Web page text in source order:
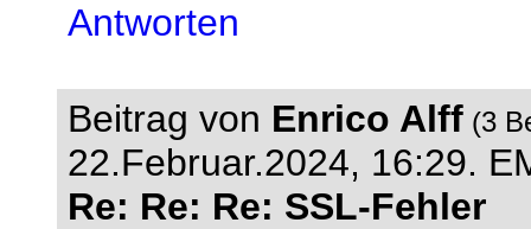
Antworten
Beitrag von Enrico Alff (3
22.Februar.2024, 16:29.
Re: Re: Re: SSL-Fehler